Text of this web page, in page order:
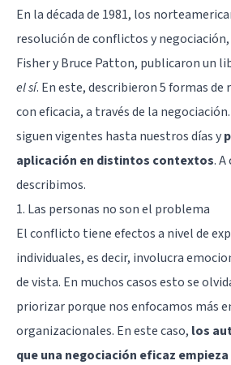
En la década de 1981, los
resolución de conflictos y
Fisher y Bruce Patton, publicaron un
el sí. En este, describieron 5 formas
con eficacia, a través de la
siguen vigentes hasta nuestros días y
aplicación en distintos contextos.
describimos.
1. Las personas no son el problema
El conflicto tiene efectos a nivel de
individuales, es decir, involucra
de vista. En muchos casos esto se
priorizar porque nos enfocamos más
organizacionales. En este caso, los
que una negociación eficaz